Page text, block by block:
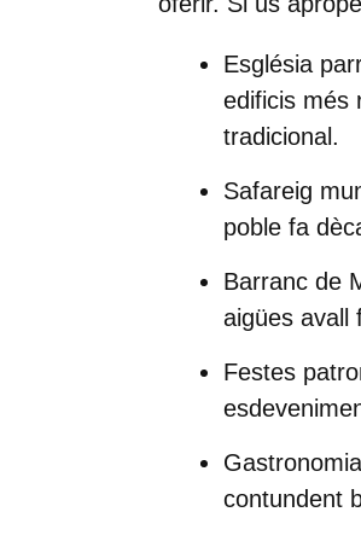
Església
edificis més
tradicional.
Safareig
poble fa
Barranc de
aigües avall
Festes
contundent